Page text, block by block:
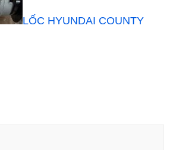
LỐC HYUNDAI COUNTY